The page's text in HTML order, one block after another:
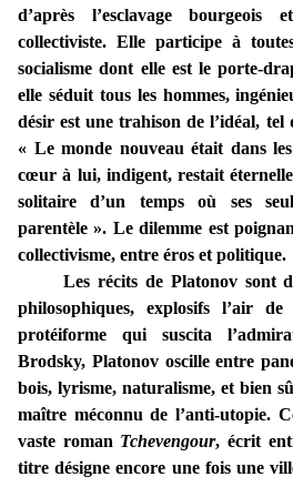
d’après l’esclavage
collectiviste. Elle participe à
socialisme dont elle est le porte-
elle séduit tous les hommes,
désir est une trahison de l’idéal, tel
« Le monde nouveau était dans
cœur à lui, indigent, restait
solitaire d’un temps où ses
parentèle ». Le dilemme est
collectivisme, entre éros et politique.
Les récits de Platonov sont
philosophiques, explosifs l’air
protéiforme qui suscita
Brodsky, Platonov oscille entre
bois, lyrisme, naturalisme, et bien
maître méconnu de l’anti-utopie.
vaste roman Tchevengour, écrit
titre désigne encore une fois une